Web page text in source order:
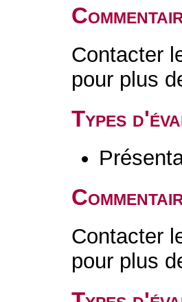
Contacter
pour plus
Types
Contacter
pour plus